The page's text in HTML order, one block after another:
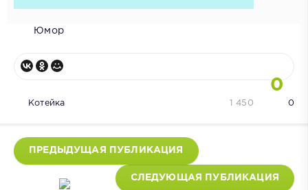
Юмор
0
Котейка 0
1 450
ПРЕДЫДУЩАЯ ПУБЛИКАЦИЯ
СЛЕДУЮЩАЯ ПУБЛИКАЦИЯ